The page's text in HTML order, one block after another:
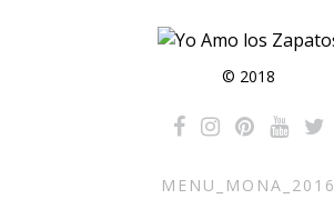
© 2018
MENU_MONA_2016